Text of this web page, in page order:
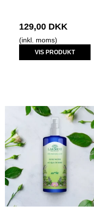
129,00 DKK
(inkl. moms)
VIS PRODUKT